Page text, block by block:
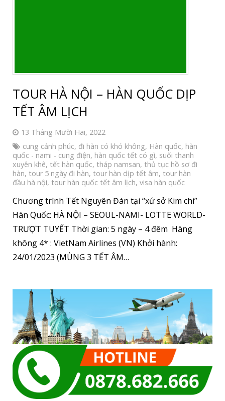
TOUR HÀ NỘI – HÀN QUỐC DỊP
TẾT ÂM LỊCH
13 Tháng Mười Hai, 2022
cung cảnh phúc, đi hàn có khó không, Hàn quốc, hàn
quốc - nami - cung điện, hàn quốc tết có gì, suối thanh
xuyên khê, tết hàn quốc, tháp namsan, thủ tục hồ sơ đi
hàn, tour 5 ngày đi hàn, tour hàn dịp tết âm, tour hàn
đầu hà nội, tour hàn quốc tết âm lịch, visa hàn quốc
Chương trình Tết Nguyên Đán tại “xứ sở Kim chi”
Hàn Quốc: HÀ NỘI – SEOUL-NAMI- LOTTE WORLD-
TRƯỢT TUYẾT Thời gian: 5 ngày – 4 đêm Hàng
không 4* : VietNam Airlines (VN) Khởi hành:
24/01/2023 (MÙNG 3 TẾT ÂM…